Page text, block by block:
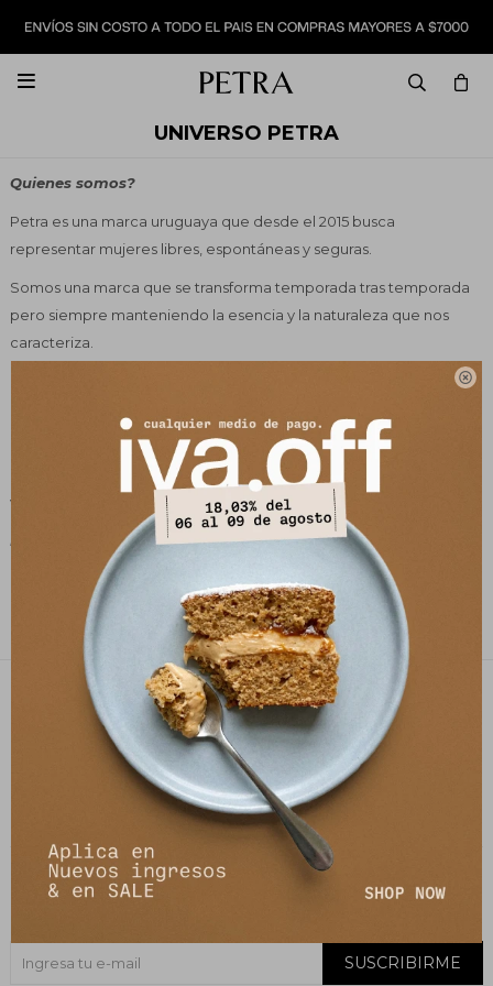


UNIVERSO PETRA
Quienes somos?
Petra es una marca uruguaya que desde el 2015 busca
representar mujeres libres, espontáneas y seguras.
Somos una marca que se transforma temporada tras temporada
pero siempre manteniendo la esencia y la naturaleza que nos
caracteriza.
Diseñamos nuestro propio calzado pensado en la comodidad y
Recorremos el mundo en búsqueda de la mejor materia prima,
nuestros diseños están inspirados en las experiencias diarias que
vivimos y sentimos las mujeres.
PETRA es natural, diversa e innovadora.
PETRA STORE
27141061 - 099 747 832
21 de setiembre 2895, Montevideo
shop@petrastore.com.uy
De lunes a sábados de 11 a 20hs
NEWSLETTER
SUSCRIBIRME